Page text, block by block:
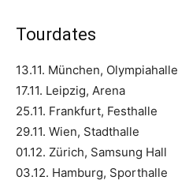
Tourdates
13.11. München, Olympiahalle
17.11. Leipzig, Arena
25.11. Frankfurt, Festhalle
29.11. Wien, Stadthalle
01.12. Zürich, Samsung Hall
03.12. Hamburg, Sporthalle